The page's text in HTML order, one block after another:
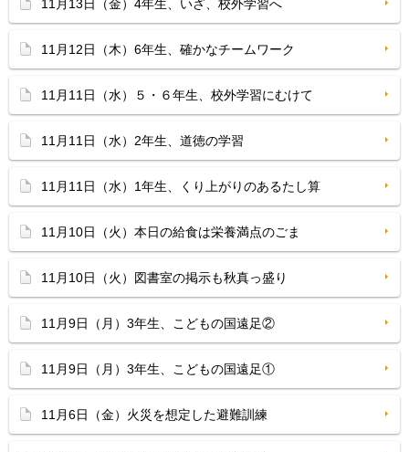
11月13日（金）4年生、いざ、校外学習へ
11月12日（木）6年生、確かなチームワーク
11月11日（水）５・６年生、校外学習にむけて
11月11日（水）2年生、道徳の学習
11月11日（水）1年生、くり上がりのあるたし算
11月10日（火）本日の給食は栄養満点のごま
11月10日（火）図書室の掲示も秋真っ盛り
11月9日（月）3年生、こどもの国遠足②
11月9日（月）3年生、こどもの国遠足①
11月6日（金）火災を想定した避難訓練